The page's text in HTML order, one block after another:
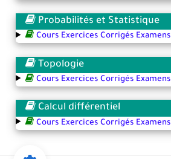
Probabilités et Statistique
Cours Exercices Corrigés Examens
Topologie
Cours Exercices Corrigés Examens
Calcul différentiel
Cours Exercices Corrigés Examens